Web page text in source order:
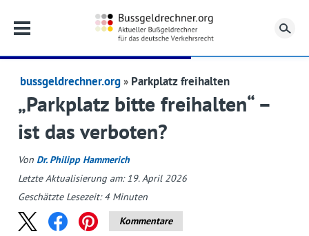
bussgeldrechner.org Parkplatz freihalten
„Parkplatz bitte freihalten“ –
ist das verboten?
Von Dr. Philipp Hammerich
Letzte Aktualisierung am: 19. April 2026
Geschätzte Lesezeit:4 Minuten
Kommentare